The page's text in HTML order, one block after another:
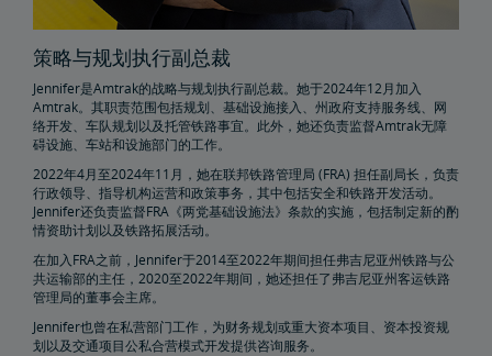
合作伙伴与联盟
Amtrak采购商机
房地产
设施安装
租赁，地役
地产所有权
特别活动规划
销售和租赁
Amtrak广告机会
房地产联系人
环境修复
East Barracks Trenton铁路站场
New York Penn Station
Wilmington西铁路站场
Cedar Hill Hamden铁路站场
County Yard New Brunswick铁路站场
工程实践和标准库
未来铁路
策略与规划执行副总裁
Jennifer是Amtrak的战略与规划执行副总裁。她于2024年12月加入
Amtrak。其职责范围包括规划、基础设施接入、州政府支持服务线、网
络开发、车队规划以及托管铁路事宜。此外，她还负责监督Amtrak无障
碍设施、车站和设施部门的工作。
2022年4月至2024年11月，她在联邦铁路管理局 (FRA) 担任副局长，负责
行政领导、指导机构运营和政策事务，其中包括安全和铁路开发活动。
Jennifer还负责监督FRA《两党基础设施法》条款的实施，包括制定新的酌
情资助计划以及铁路拓展活动。
在加入FRA之前，Jennifer于2014至2022年期间担任弗吉尼亚州铁路与公
共运输部的主任，2020至2022年期间，她还担任了弗吉尼亚州客运铁路
管理局的董事会主席。
Jennifer也曾在私营部门工作，为财务规划或重大资本项目、资本投资规
划以及交通项目公私合营模式开发提供咨询服务。